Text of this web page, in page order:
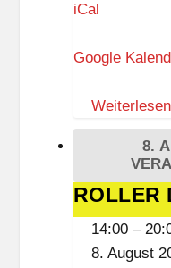
o
h
(
D
r
s
k
r
h
e
iCal
Google
Weiterlesen
8.
ROLLER
DISCO
KIDS
ROLLER
14:00 –
8. August